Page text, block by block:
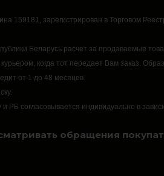
159181, зарегистрирован в Торговом
Беларусь расчет за продаваемые
когда тот передает Вам заказ.
от 1 до 48 месяцев.
РБ согласовывается индивидуально в
обращения